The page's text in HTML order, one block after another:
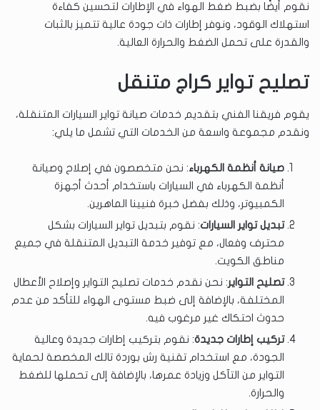
نقوم أيضًا بضبط ضغط الهواء في الإطارات لتحسين كفاءة
استهلاك الوقود، ونوفر إطارات ذات جودة عالية تتميز بالثبات
والقدرة على تحمل الضغط والحرارة العالية.
تصليح تواير كراج متنقل
يقوم فريقنا الفني بتقديم خدمات صيانة تواير السيارات المتنقلة،
ونقدم مجموعة واسعة من الخدمات التي تشمل ما يلي:
صيانة أنظمة الكهرباء: نحن متخصصون في إصلاح وصيانة
أنظمة الكهرباء في السيارات باستخدام أحدث أجهزة
الكمبيوتر، وذلك بفضل خبرة فنيينا الماهرين.
تبديل تواير السيارات: نقوم بتبديل تواير السيارات بشكل
محترف وفعال، مع توفير خدمة التبديل المتنقلة في جميع
مناطق الكويت.
تصليح التواير: نحن نقدم خدمات تصليح التواير وإصلاح الأعطال
المختلفة، بالإضافة إلى ضبط مستوى الهواء للتأكد من عدم
حدوث احتكاك غير مرغوب فيه.
تركيب إطارات جديدة: نقوم بتركيب إطارات جديدة وعالية
الجودة، مع استخدام تقنية رش بوردة تالك المخصصة لحماية
التواير من التآكل وزيادة عمرها، بالإضافة إلى تحملها للضغط
والحرارة.